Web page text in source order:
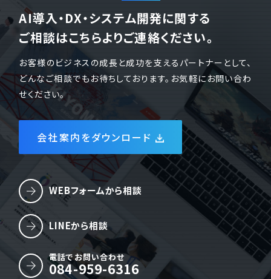
AI導入・DX・システム開発に関する
ご相談はこちらよりご連絡ください。
お客様のビジネスの成長と成功を支えるパートナーとして、
どんなご相談でもお待ちしております。お気軽にお問い合わ
せください。
会社案内をダウンロード
WEBフォームから相談
LINEから相談
電話でお問い合わせ
084-959-6316